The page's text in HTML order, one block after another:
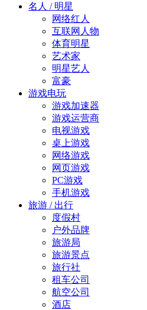
名人 / 明星
网络红人
互联网人物
体育明星
艺术家
明星艺人
富豪
游戏电玩
游戏加速器
游戏运营商
电视游戏
桌上游戏
网络游戏
网页游戏
PC游戏
手机游戏
旅游 / 出行
度假村
户外品牌
旅游局
旅游景点
旅行社
租车公司
航空公司
酒店